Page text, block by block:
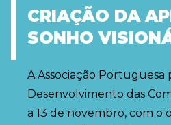
CRIAÇÃO DA
SONHO
A Associação Portuguesa
Desenvolvimento das
a 13 de novembro, com o